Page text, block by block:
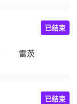
雷茨
已结束
已结束